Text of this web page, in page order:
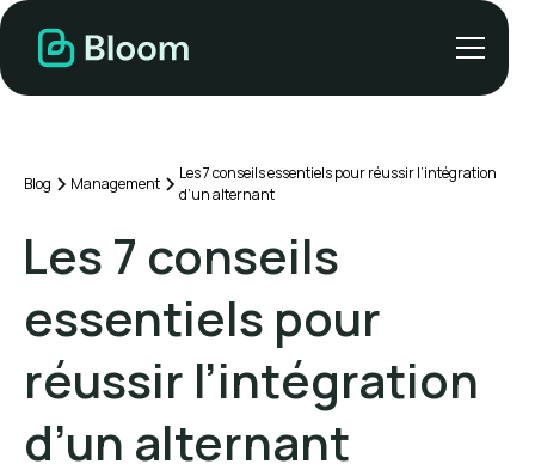
Blog Management
Les 7 conseils essentiels pour réussir l’intégration
d’un alternant
Les 7 conseils
essentiels pour
réussir l’intégration
d’un alternant